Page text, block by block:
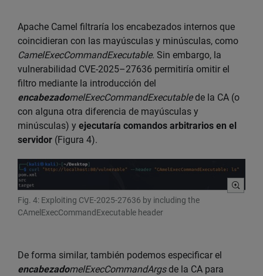
Apache Camel filtraría los encabezados internos que
coincidieran con las mayúsculas y minúsculas, como
CamelExecCommandExecutable. Sin embargo, la
vulnerabilidad CVE-2025–27636 permitiría omitir el
filtro mediante la introducción del
encabezadomelExecCommandExecutablede la CA (o
con alguna otra diferencia de mayúsculas y
minúsculas) y ejecutaría comandos arbitrarios en el
servidor (Figura 4).
Fig. 4: Exploiting CVE-2025-27636 by including the
CAmelExecCommandExecutable header
De forma similar, también podemos especificar el
encabezadomelExecCommandArgsde la CA para